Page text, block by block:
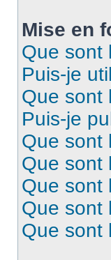
Mise en
Que sont
Puis-je
Que sont
Puis-je
Que sont
Que sont
Que sont
Que sont
Que sont